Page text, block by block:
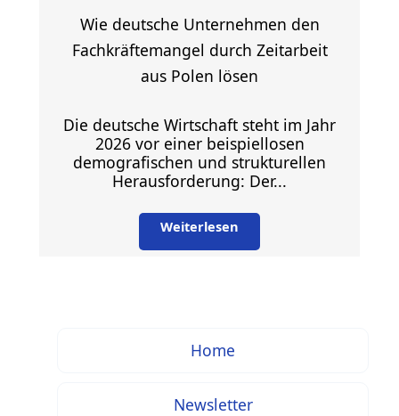
Wie deutsche Unternehmen den
Fachkräftemangel durch Zeitarbeit
aus Polen lösen
Die deutsche Wirtschaft steht im Jahr
2026 vor einer beispiellosen
demografischen und strukturellen
Herausforderung: Der...
Weiterlesen
Home
Newsletter